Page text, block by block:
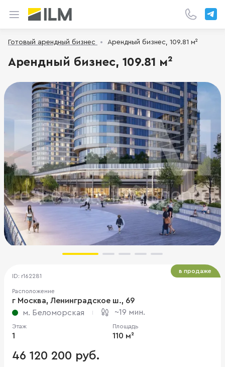
Готовый арендный бизнес Арендный бизнес, 109.81 м²
Арендный бизнес, 109.81 м²
ID: r162281
Расположение
г Москва, Ленинградское ш., 69
м. Беломорская
~19 мин.
Этаж
1
Площадь
110 м²
46 120 200 руб.
в продаже